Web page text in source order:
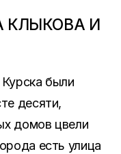
КЛЫКОВА И
были
десяти,
домов цвели
есть улица